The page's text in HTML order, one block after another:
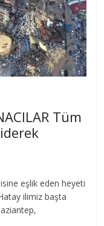
Tüm
eşlik eden heyeti
ilimiz başta